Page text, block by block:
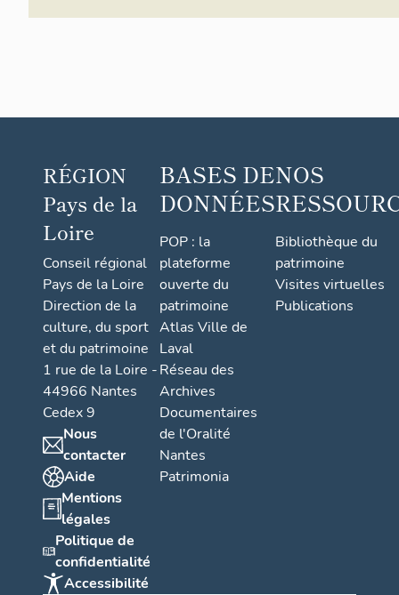
RÉGION
Pays de la
Loire
Conseil régional
Pays de la Loire
Direction de la
culture, du sport
et du patrimoine
1 rue de la Loire -
44966 Nantes
Cedex 9
Nous
contacter
Aide
Mentions
légales
Politique de
confidentialité
Accessibilité
BASES DE
DONNÉES
POP : la
plateforme
ouverte du
patrimoine
Atlas Ville de
Laval
Réseau des
Archives
Documentaires
de l'Oralité
Nantes
Patrimonia
NOS
Bibliothèque du
patrimoine
Visites virtuelles
Publications